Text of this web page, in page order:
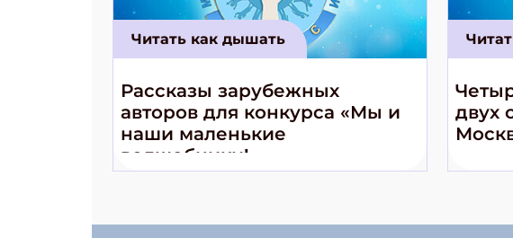
Читать как дышать
Рассказы зарубежных
авторов для конкурса «Мы и
наши маленькие
волшебники!»
двух